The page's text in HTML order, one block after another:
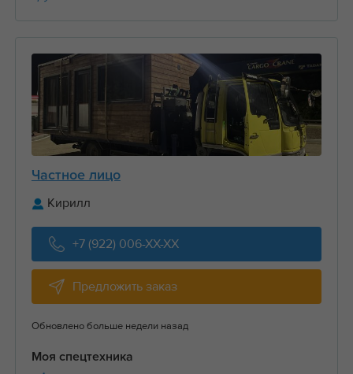
Частное лицо
Кирилл
+7 (922) 006-XX-XX
Предложить заказ
Обновлено больше недели назад
Моя спецтехника